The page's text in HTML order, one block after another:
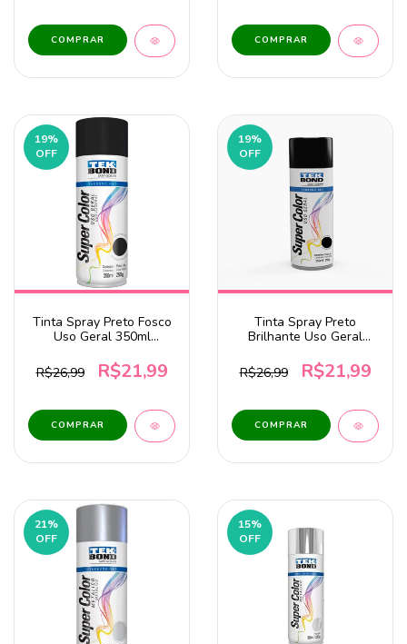
19%
OFF
Tinta Spray Preto Fosco
Uso Geral 350ml
R$26,99
R$21,99
19%
OFF
Tinta Spray Preto
Brilhante Uso Geral
R$26,99
R$21,99
21%
OFF
15%
OFF